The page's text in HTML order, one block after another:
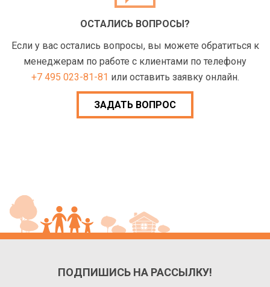
ОСТАЛИСЬ ВОПРОСЫ?
Если у вас остались вопросы, вы можете обратиться к
менеджерам по работе с клиентами по телефону
+7 495 023-81-81 или оставить заявку онлайн.
ЗАДАТЬ ВОПРОС
ПОДПИШИСЬ НА РАССЫЛКУ!